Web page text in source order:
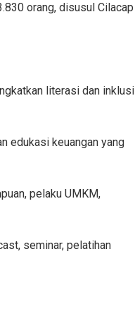
orang, disusul Cilacap
literasi dan inklusi
edukasi keuangan yang
pelaku UMKM,
seminar, pelatihan